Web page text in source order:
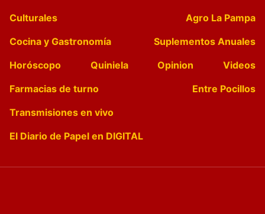
Culturales
Agro La Pampa
Cocina y Gastronomía
Suplementos Anuales
Horóscopo
Quiniela Opinion
Videos
Farmacias de turno
Entre Pocillos
Transmisiones en vivo
El Diario de Papel en DIGITAL